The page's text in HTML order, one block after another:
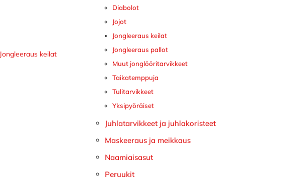
Jongleeraus keilat
Diabolot
Jojot
Jongleeraus keilat
Jongleeraus pallot
Muut jonglööritarvikkeet
Taikatemppuja
Tulitarvikkeet
Yksipyöräiset
Juhlatarvikkeet ja juhlakoristeet
Maskeeraus ja meikkaus
Naamiaisasut
Peruukit